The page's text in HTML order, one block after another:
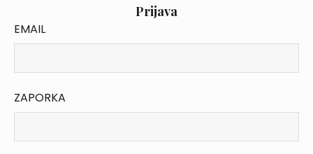
Prijava
EMAIL
ZAPORKA